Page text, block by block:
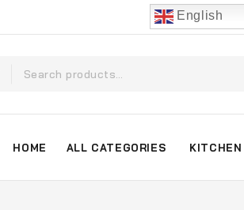
English
HOME ALL CATEGORIES KITCHEN